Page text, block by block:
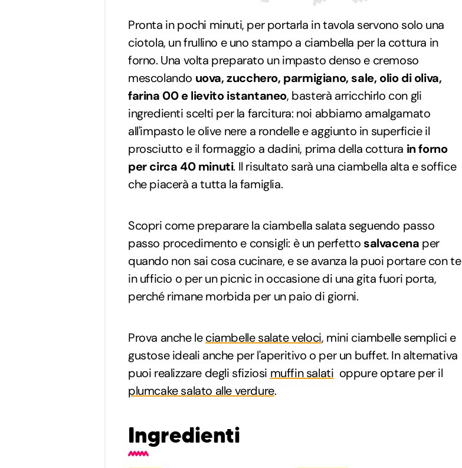
Pronta in pochi minuti, per portarla in tavola servono solo una
ciotola, un frullino e uno stampo a ciambella per la cottura in
forno. Una volta preparato un impasto denso e cremoso
mescolando uova, zucchero, parmigiano, sale, olio di oliva,
farina 00 e lievito istantaneo, basterà arricchirlo con gli
ingredienti scelti per la farcitura: noi abbiamo amalgamato
all'impasto le olive nere a rondelle e aggiunto in superficie il
prosciutto e il formaggio a dadini, prima della cottura in forno
per circa 40 minuti. Il risultato sarà una ciambella alta e soffice
che piacerà a tutta la famiglia.
Scopri come preparare la ciambella salata seguendo passo
passo procedimento e consigli: è un perfetto salvacena per
quando non sai cosa cucinare, e se avanza la puoi portare con te
in ufficio o per un picnic in occasione di una gita fuori porta,
perché rimane morbida per un paio di giorni.
Prova anche leciambelle salate veloci, mini ciambelle semplici e
gustose ideali anche per l'aperitivo o per un buffet. In alternativa
puoi realizzare degli sfiziosi muffin salati oppure optare per il
plumcake salato alle verdure.
Ingredienti